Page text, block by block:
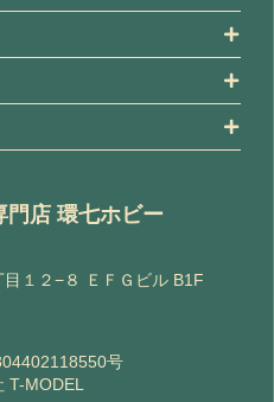
門店 環七ホビー
１２−８ ＥＦＧビル B1F
号
T-MODEL